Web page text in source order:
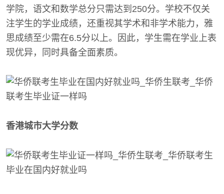
学院，语文和数学总分只需达到250分。学校不仅关
注学生的学业成绩，还重视其学术和非学术能力，雅
思成绩至少需在6.5分以上。因此，学生需在学业上表
现优异，同时具备全面素质。
香港城市大学分数